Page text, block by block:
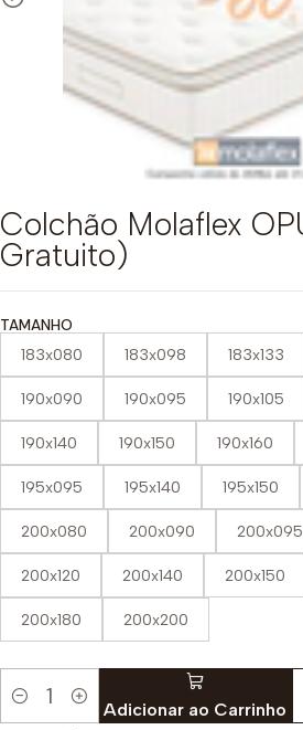
Colchão Molaflex
Gratuito)
TAMANHO
183x080 183x098 183x133
190x090 190x095 190x105
190x140 190x150 190x160
195x095 195x140 195x150
200x080 200x090 200x095
200x120 200x140 200x150
200x180 200x200
Quantidade Adicionar ao Carrinho